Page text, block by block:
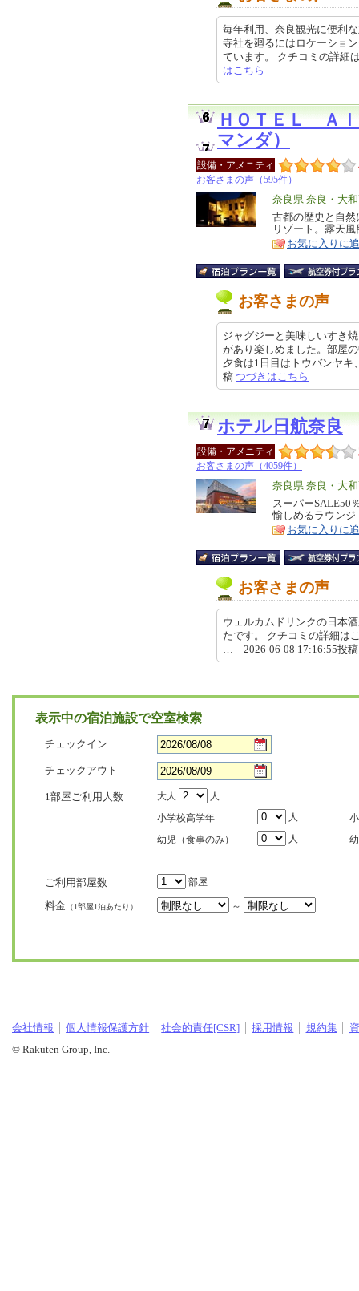
毎年利用、奈良観光に便利
寺社を廻るにはロケーショ
ています。 クチコミの詳
はこちら
ＨＯＴＥＬ Ａ
マンダ）
設備・アメニティ
お客さまの声（595件）
エ
リ
ア
奈良県 奈良・大
特
徴
古都の歴史と自
リゾート。露天
お気に入りに
お客さまの声
ジャグジーと美味しいすき
があり楽しめました。部屋
夕食は1日目はトウバンヤ
稿 つづきはこちら
ホテル日航奈良
設備・アメニティ
お客さまの声（4059件）
エ
リ
ア
奈良県 奈良・大
特
徴
スーパーSALE50
愉しめるラウン
お気に入りに
お客さまの声
ウェルカムドリンクの日本
たです。 クチコミの詳細は
… 2026-06-08 17:16:55投
表示中の宿泊施設で空室検索
チェックイン
チェックアウト
1部屋ご利用人数 大人
人
小学校高学年
人
幼児（食事のみ）
人
ご利用部屋数 部屋
料金 （1部屋1泊あたり） ～
会社情報 個人情報保護方針 社会的責任[CSR] 採用情報 規約集
© Rakuten Group, Inc.